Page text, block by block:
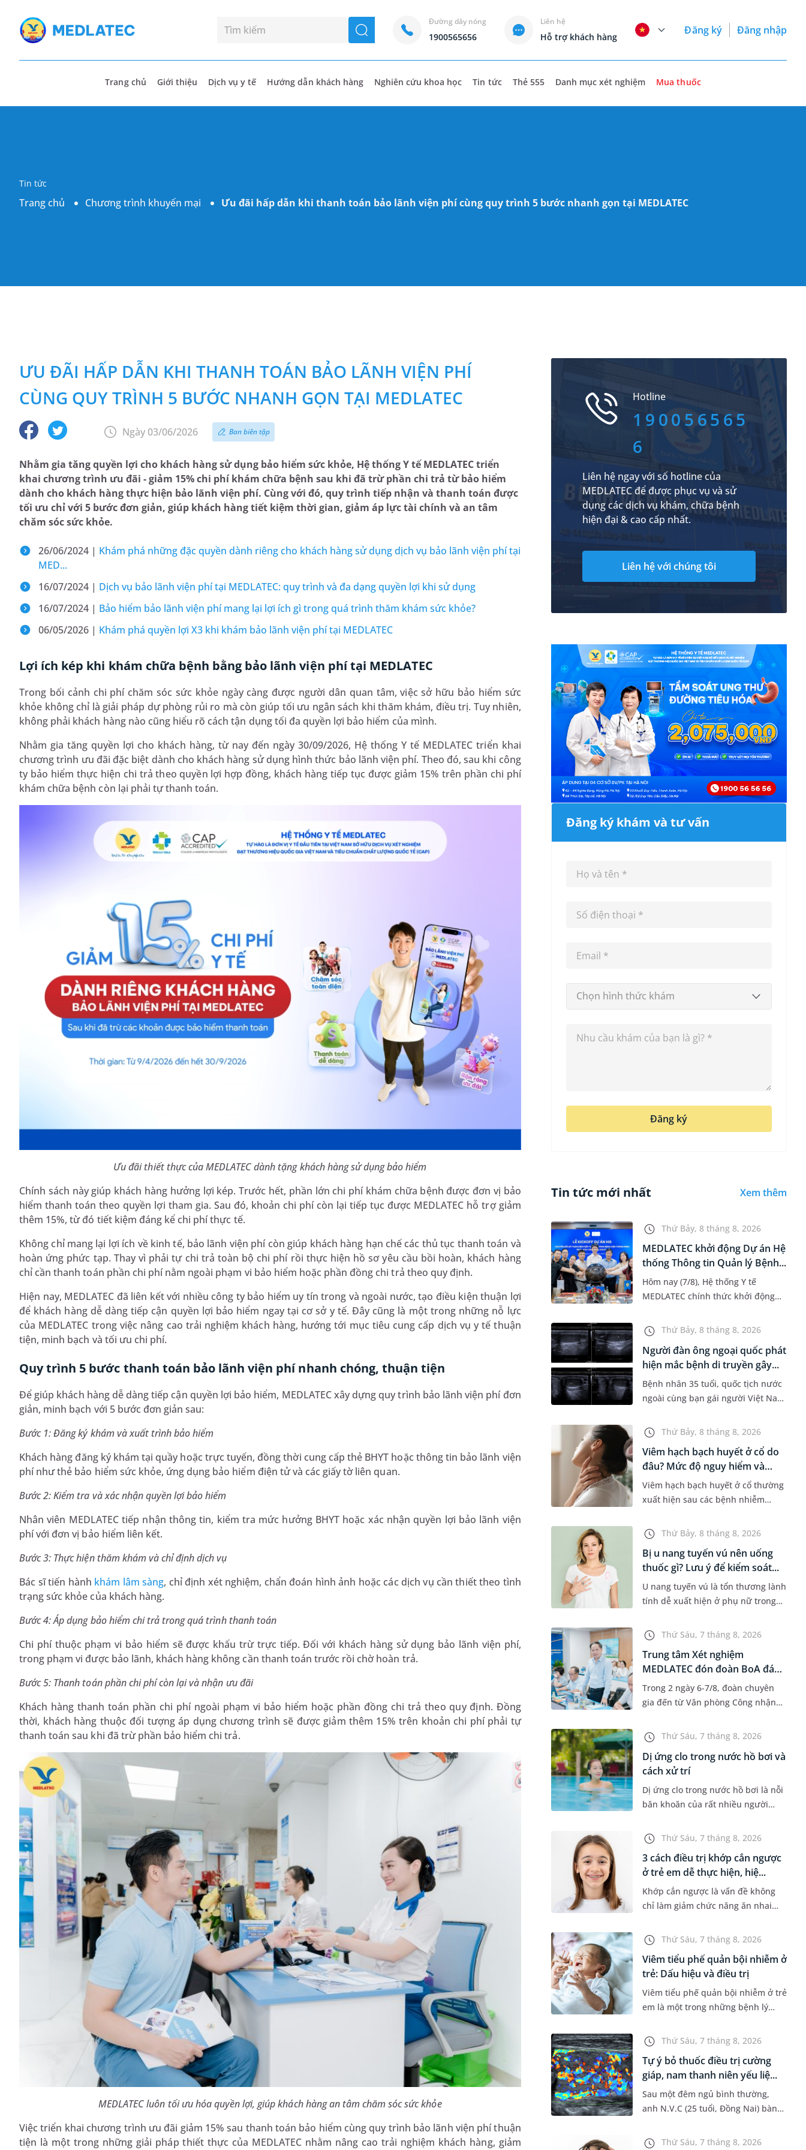
seach
Đường dây nóng
1900565656
Liên hệ
Hỗ trợ khách hàng
Đăng ký Đăng nhập
Trang chủ Giới thiệu Dịch vụ y tế Hướng dẫn khách hàng Nghiên cứu khoa học Tin tức Thẻ 555 Danh mục xét nghiệm Mua thuốc
Tin tức
Trang chủ Chương trình khuyến mại Ưu đãi hấp dẫn khi thanh toán bảo lãnh viện phí cùng quy trình 5 bước nhanh gọn tại MEDLATEC
ƯU ĐÃI HẤP DẪN KHI THANH TOÁN BẢO LÃNH VIỆN PHÍ
CÙNG QUY TRÌNH 5 BƯỚC NHANH GỌN TẠI MEDLATEC
Ngày 03/06/2026 Ban biên tập
Nhằm gia tăng quyền lợi cho khách hàng sử dụng bảo hiểm sức khỏe, Hệ thống Y tế MEDLATEC triển
khai chương trình ưu đãi - giảm 15% chi phí khám chữa bệnh sau khi đã trừ phần chi trả từ bảo hiểm
dành cho khách hàng thực hiện bảo lãnh viện phí. Cùng với đó, quy trình tiếp nhận và thanh toán được
tối ưu chỉ với 5 bước đơn giản, giúp khách hàng tiết kiệm thời gian, giảm áp lực tài chính và an tâm
chăm sóc sức khỏe.
26/06/2024 | Khám phá những đặc quyền dành riêng cho khách hàng sử dụng dịch vụ bảo lãnh viện phí tại
MED...
16/07/2024 | Dịch vụ bảo lãnh viện phí tại MEDLATEC: quy trình và đa dạng quyền lợi khi sử dụng
16/07/2024 | Bảo hiểm bảo lãnh viện phí mang lại lợi ích gì trong quá trình thăm khám sức khỏe?
06/05/2026 | Khám phá quyền lợi X3 khi khám bảo lãnh viện phí tại MEDLATEC
Lợi ích kép khi khám chữa bệnh bằng bảo lãnh viện phí tại MEDLATEC
Trong bối cảnh chi phí chăm sóc sức khỏe ngày càng được người dân quan tâm, việc sở hữu bảo hiểm sức
khỏe không chỉ là giải pháp dự phòng rủi ro mà còn giúp tối ưu ngân sách khi thăm khám, điều trị. Tuy nhiên,
không phải khách hàng nào cũng hiểu rõ cách tận dụng tối đa quyền lợi bảo hiểm của mình.
Nhằm gia tăng quyền lợi cho khách hàng, từ nay đến ngày 30/09/2026, Hệ thống Y tế MEDLATEC triển khai
chương trình ưu đãi đặc biệt dành cho khách hàng sử dụng hình thức bảo lãnh viện phí. Theo đó, sau khi công
ty bảo hiểm thực hiện chi trả theo quyền lợi hợp đồng, khách hàng tiếp tục được giảm 15% trên phần chi phí
khám chữa bệnh còn lại phải tự thanh toán.
Ưu đãi thiết thực của MEDLATEC dành tặng khách hàng sử dụng bảo hiểm
Chính sách này giúp khách hàng hưởng lợi kép. Trước hết, phần lớn chi phí khám chữa bệnh được đơn vị bảo
hiểm thanh toán theo quyền lợi tham gia. Sau đó, khoản chi phí còn lại tiếp tục được MEDLATEC hỗ trợ giảm
thêm 15%, từ đó tiết kiệm đáng kể chi phí thực tế.
Không chỉ mang lại lợi ích về kinh tế, bảo lãnh viện phí còn giúp khách hàng hạn chế các thủ tục thanh toán và
hoàn ứng phức tạp. Thay vì phải tự chi trả toàn bộ chi phí rồi thực hiện hồ sơ yêu cầu bồi hoàn, khách hàng
chỉ cần thanh toán phần chi phí nằm ngoài phạm vi bảo hiểm hoặc phần đồng chi trả theo quy định.
Hiện nay, MEDLATEC đã liên kết với nhiều công ty bảo hiểm uy tín trong và ngoài nước, tạo điều kiện thuận lợi
để khách hàng dễ dàng tiếp cận quyền lợi bảo hiểm ngay tại cơ sở y tế. Đây cũng là một trong những nỗ lực
của MEDLATEC trong việc nâng cao trải nghiệm khách hàng, hướng tới mục tiêu cung cấp dịch vụ y tế thuận
tiện, minh bạch và tối ưu chi phí.
Quy trình 5 bước thanh toán bảo lãnh viện phí nhanh chóng, thuận tiện
Để giúp khách hàng dễ dàng tiếp cận quyền lợi bảo hiểm, MEDLATEC xây dựng quy trình bảo lãnh viện phí đơn
giản, minh bạch với 5 bước đơn giản sau:
Bước 1: Đăng ký khám và xuất trình bảo hiểm
Khách hàng đăng ký khám tại quầy hoặc trực tuyến, đồng thời cung cấp thẻ BHYT hoặc thông tin bảo lãnh viện
phí như thẻ bảo hiểm sức khỏe, ứng dụng bảo hiểm điện tử và các giấy tờ liên quan.
Bước 2: Kiểm tra và xác nhận quyền lợi bảo hiểm
Nhân viên MEDLATEC tiếp nhận thông tin, kiểm tra mức hưởng BHYT hoặc xác nhận quyền lợi bảo lãnh viện
phí với đơn vị bảo hiểm liên kết.
Bước 3: Thực hiện thăm khám và chỉ định dịch vụ
Bác sĩ tiến hành khám lâm sàng, chỉ định xét nghiệm, chẩn đoán hình ảnh hoặc các dịch vụ cần thiết theo tình
trạng sức khỏe của khách hàng.
Bước 4: Áp dụng bảo hiểm chi trả trong quá trình thanh toán
Chi phí thuộc phạm vi bảo hiểm sẽ được khấu trừ trực tiếp. Đối với khách hàng sử dụng bảo lãnh viện phí,
trong phạm vi được bảo lãnh, khách hàng không cần thanh toán trước rồi chờ hoàn trả.
Bước 5: Thanh toán phần chi phí còn lại và nhận ưu đãi
Khách hàng thanh toán phần chi phí ngoài phạm vi bảo hiểm hoặc phần đồng chi trả theo quy định. Đồng
thời, khách hàng thuộc đối tượng áp dụng chương trình sẽ được giảm thêm 15% trên khoản chi phí phải tự
thanh toán sau khi đã trừ phần bảo hiểm chi trả.
MEDLATEC luôn tối ưu hóa quyền lợi, giúp khách hàng an tâm chăm sóc sức khỏe
Việc triển khai chương trình ưu đãi giảm 15% sau thanh toán bảo hiểm cùng quy trình bảo lãnh viện phí thuận
tiện là một trong những giải pháp thiết thực của MEDLATEC nhằm nâng cao trải nghiệm khách hàng, giảm
Hotline
190056565
6
Liên hệ ngay với số hotline của
MEDLATEC để được phục vụ và sử
dụng các dịch vụ khám, chữa bệnh
hiện đại & cao cấp nhất.
Liên hệ với chúng tôi
Đăng ký khám và tư vấn
Chọn hình thức khám
Đăng ký
Tin tức mới nhất Xem thêm
Thứ Bảy, 8 tháng 8, 2026
MEDLATEC khởi động Dự án Hệ
thống Thông tin Quản lý Bệnh...
Hôm nay (7/8), Hệ thống Y tế
MEDLATEC chính thức khởi động
Bệnh viện (HIS - Hospital
Information System) giai đoạn mới.
Dự á...
Thứ Bảy, 8 tháng 8, 2026
Người đàn ông ngoại quốc phát
hiện mắc bệnh di truyền gây...
Bệnh nhân 35 tuổi, quốc tịch nước
ngoài cùng bạn gái người Việt Nam
hôn nhân. Qua thăm khám và làm
các xét nghiệm chuyên sâu,...
Thứ Bảy, 8 tháng 8, 2026
Viêm hạch bạch huyết ở cổ do
đâu? Mức độ nguy hiểm và
phư...
Viêm hạch bạch huyết ở cổ thường
xuất hiện sau các bệnh nhiễm
đến lao hạch hoặc ung thư. Để tìm
hiểu nguyên nhân gây viêm,...
Thứ Bảy, 8 tháng 8, 2026
Bị u nang tuyến vú nên uống
thuốc gì? Lưu ý để kiểm soát...
U nang tuyến vú là tổn thương lành
tính dễ xuất hiện ở phụ nữ trong
mắc bệnh, nhiều người thường
băn khoăn u nang tuyến v...
Thứ Sáu, 7 tháng 8, 2026
Trung tâm Xét nghiệm
MEDLATEC đón đoàn BoA đánh
giá giám...
Trong 2 ngày 6-7/8, đoàn chuyên
gia đến từ Văn phòng Công nhận
nhận và đánh giá cao nỗ lực duy trì
hệ thống quản lý chất lượ...
Thứ Sáu, 7 tháng 8, 2026
Dị ứng clo trong nước hồ bơi và
cách xử trí
Dị ứng clo trong nước hồ bơi là nỗi
băn khoăn của rất nhiều người
trường hợp thường xuyên bơi ở
những hồ bơi nhân tạo. Bài v...
Thứ Sáu, 7 tháng 8, 2026
3 cách điều trị khớp cắn ngược
ở trẻ em dễ thực hiện, hiệ...
Khớp cắn ngược là vấn đề không
chỉ làm giảm chức năng ăn nhai
đối của khuôn mặt. Do đó, cần khắc
phục sớm tình trạng này để...
Thứ Sáu, 7 tháng 8, 2026
Viêm tiểu phế quản bội nhiễm ở
trẻ: Dấu hiệu và điều trị
Viêm tiểu phế quản bội nhiễm ở trẻ
em là một trong những bệnh lý
bùng phát vào thời điểm giao mùa.
Khi những tổn thương ban đầ...
Thứ Sáu, 7 tháng 8, 2026
Tự ý bỏ thuốc điều trị cường
giáp, nam thanh niên yếu liệ...
Sau một đêm ngủ bình thường,
anh N.V.C (25 tuổi, Đồng Nai) bàng
không thể vận động đi lại được. Kết
Thứ Sáu, 7 tháng 8, 2026